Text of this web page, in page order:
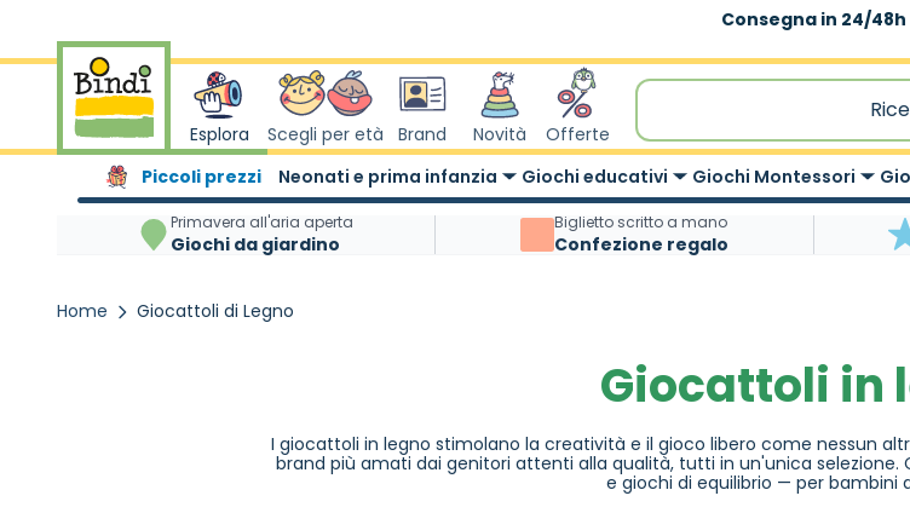
Spedizione gratuita|sopra
Salta al contenuto
Esplora
Piccoli prezzi
Neonati e prima infanzia Giochi educativi Giochi Montessori
Scegli per età Brand Novità Offerte
Primavera all'aria aperta
Giochi da giardino
Biglietto scritto a mano
Confezione regalo
Home Giocattoli di Legno
Giocattoli in
I giocattoli in legno stimolano la creatività e il gioco libero come nessun
brand più amati dai genitori attenti alla qualità, tutti in un'unica selezione.
e giochi di equilibrio — per bambini